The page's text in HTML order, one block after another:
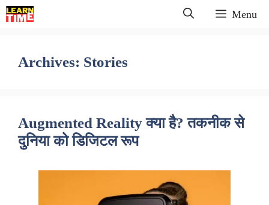
Skip
to
Menu
Archives: Stories
Augmented Reality क्या है? तकनीक से
दुनिया को डिजिटल रूप